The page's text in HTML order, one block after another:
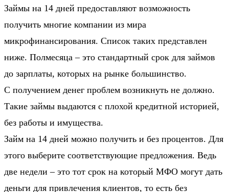
Займы на 14 дней предоставляют возможность
получить многие компании из мира
микрофинансирования. Список таких представлен
ниже. Полмесяца – это стандартный срок для займов
до зарплаты, которых на рынке большинство.
С получением денег проблем возникнуть не должно.
Такие займы выдаются с плохой кредитной историей,
без работы и имущества.
Займ на 14 дней можно получить и без процентов. Для
этого выберите соответствующие предложения. Ведь
две недели – это тот срок на который МФО могут дать
деньги для привлечения клиентов, то есть без